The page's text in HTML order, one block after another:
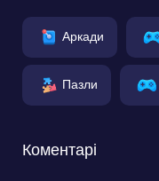
Аркади
Пазли
Коментарі